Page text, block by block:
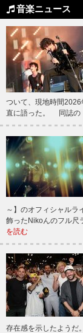
音楽ニュース
ついて、現地時間
直に語った。 同誌の
～】のオフィシャルラ
飾ったNikoんのフル
を読む
存在感を示したよう